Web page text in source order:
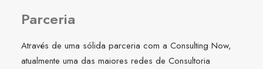
Parceria
Através de uma sólida parceria com a Consulting Now,
atualmente uma das maiores redes de Consultoria